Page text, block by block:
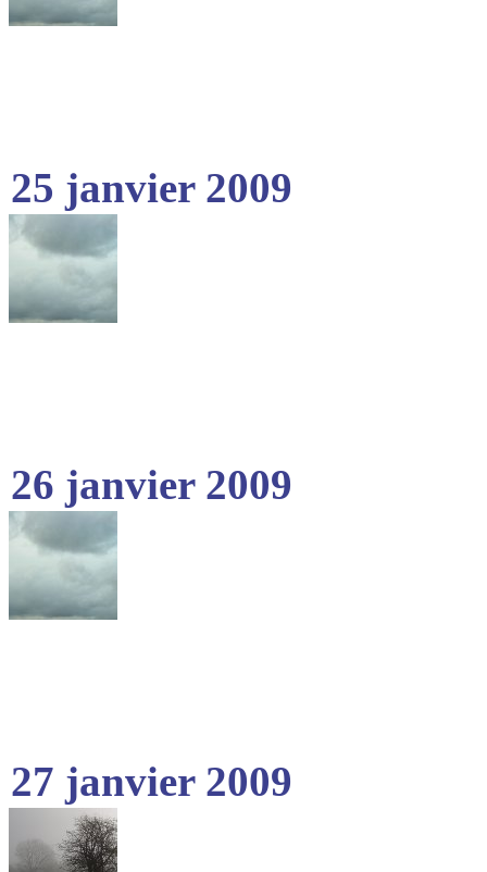
25 janvier 2009
26 janvier 2009
27 janvier 2009